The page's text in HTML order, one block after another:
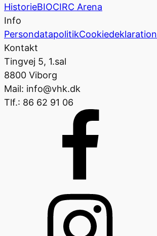
HistorieBIOCIRC Arena
Info
PersondatapolitikCookiedeklaration
Kontakt
Tingvej 5, 1.sal
8800 Viborg
Mail: info@vhk.dk
Tlf.: 86 62 91 06